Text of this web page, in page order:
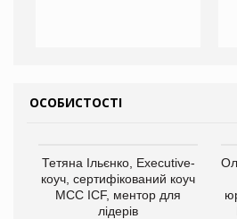
ОСОБИСТОСТІ
Тетяна Ільєнко, Executive-
коуч, сертифікований коуч
МСС ICF, ментор для
лідерів